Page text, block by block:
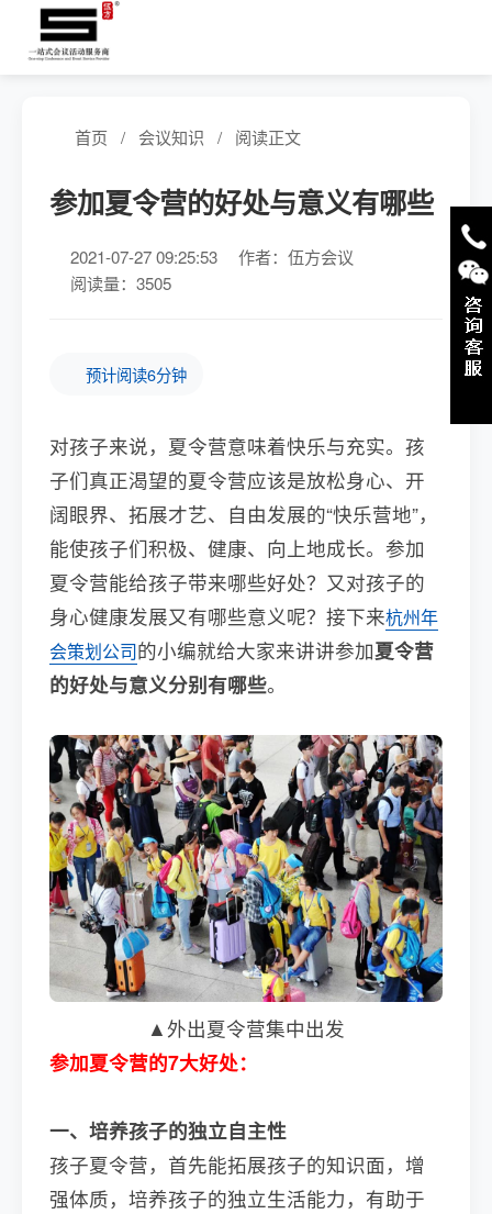
首页 / 会议知识 / 阅读正文
参加夏令营的好处与意义有哪些
2021-07-27 09:25:53
作者：伍方会议
阅读量：3505
预计阅读6分钟
对孩子来说，夏令营意味着快乐与充实。孩
子们真正渴望的夏令营应该是放松身心、开
阔眼界、拓展才艺、自由发展的“快乐营地”，
能使孩子们积极、健康、向上地成长。参加
夏令营能给孩子带来哪些好处？又对孩子的
身心健康发展又有哪些意义呢？接下来杭州年
会策划公司的小编就给大家来讲讲参加夏令营
的好处与意义分别有哪些。
▲外出夏令营集中出发
参加夏令营的7大好处：
一、培养孩子的独立自主性
孩子夏令营，首先能拓展孩子的知识面，增
强体质，培养孩子的独立生活能力，有助于